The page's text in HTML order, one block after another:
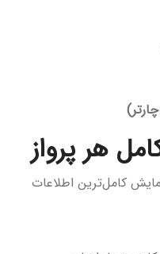
هر پرواز
کامل‌ترین اطلاعات